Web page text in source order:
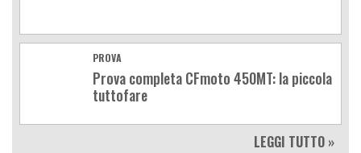
PROVA
Prova completa CFmoto 450MT: la piccola
tuttofare
LEGGI TUTTO »